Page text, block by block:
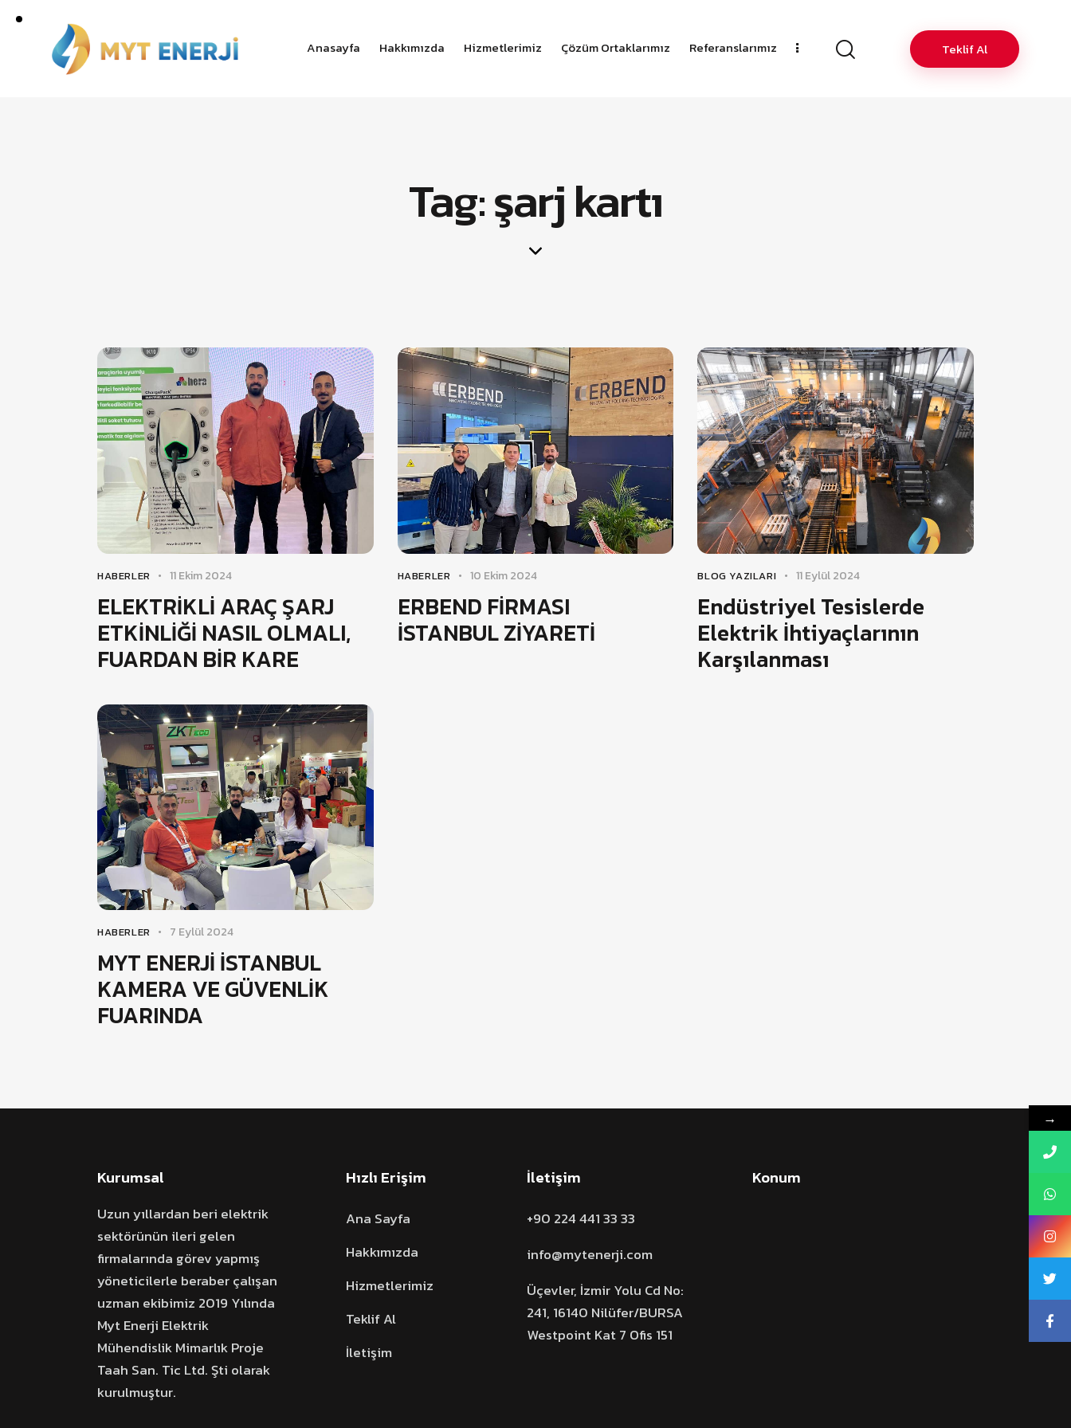
Anasayfa Hakkımızda Hizmetlerimiz Çözüm Ortaklarımız Referanslarımız Teklif Al
Tag: şarj kartı
HABERLER 11 Ekim 2024
ELEKTRİKLİ ARAÇ ŞARJ
ETKİNLİĞİ NASIL OLMALI,
FUARDAN BİR KARE
HABERLER 10 Ekim 2024
ERBEND FİRMASI
İSTANBUL ZİYARETİ
BLOG YAZILARI 11 Eylül 2024
Endüstriyel Tesislerde
Elektrik İhtiyaçlarının
Karşılanması
HABERLER 7 Eylül 2024
MYT ENERJİ İSTANBUL
KAMERA VE GÜVENLİK
FUARINDA
Kurumsal
Uzun yıllardan beri elektrik
sektörünün ileri gelen
firmalarında görev yapmış
yöneticilerle beraber çalışan
uzman ekibimiz 2019 Yılında
Myt Enerji Elektrik
Mühendislik Mimarlık Proje
Taah San. Tic Ltd. Şti olarak
kurulmuştur.
Hızlı Erişim
Ana Sayfa
Hakkımızda
Hizmetlerimiz
Teklif Al
İletişim
İletişim
+90 224 441 33 33
info@mytenerji.com
Üçevler, İzmir Yolu Cd No:
241, 16140 Nilüfer/BURSA
Westpoint Kat 7 Ofis 151
Konum
→